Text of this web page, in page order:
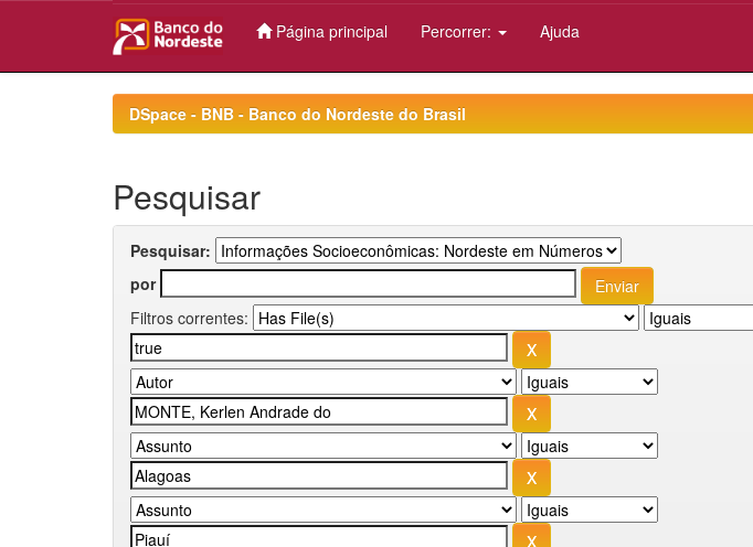
Página principal Percorrer: Ajuda
DSpace - BNB - Banco do Nordeste do Brasil
Pesquisar
Pesquisar:
por
Filtros correntes: